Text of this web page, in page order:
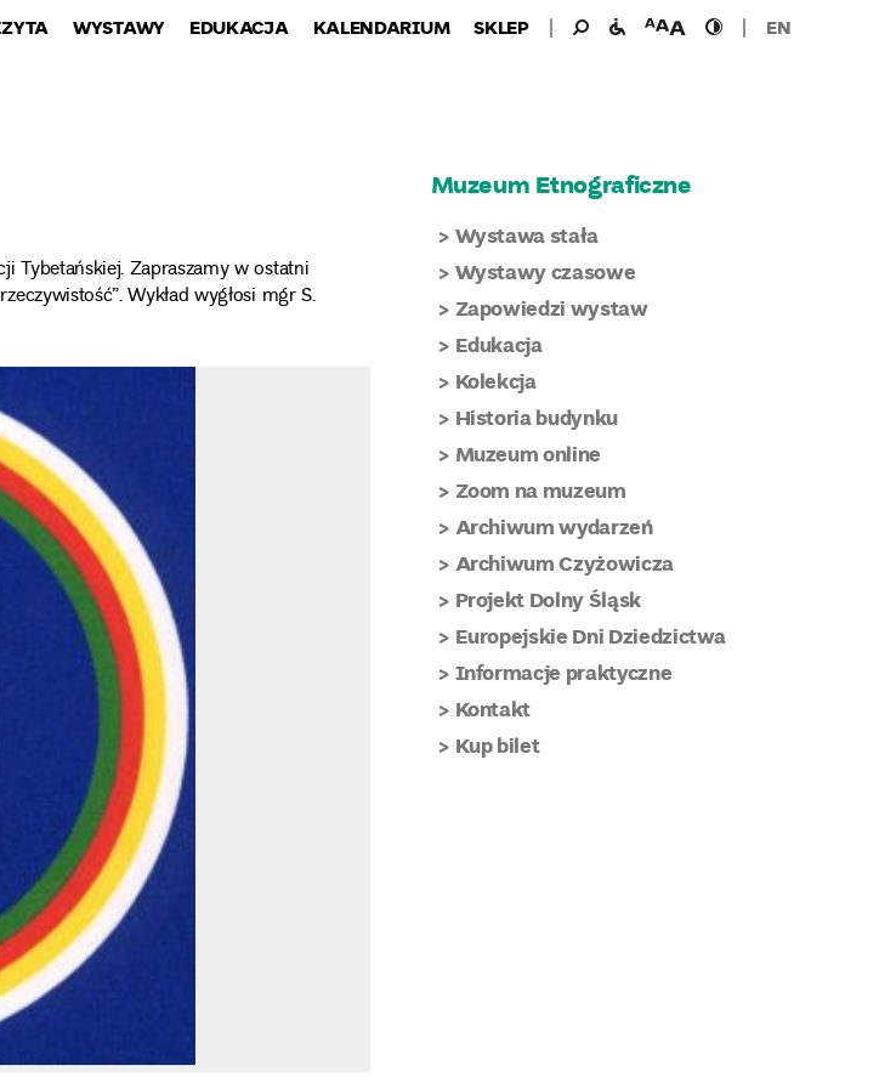
WYSTAWY EDUKACJA KALENDARIUM SKLEP Wyszukaj
Wyszukiwanie
dla:
udogodnieniawielkość
czcionki
wysoki
kontrast
EN
Tybetańskiej. Zapraszamy w ostatni
Wykład wygłosi mgr S.
Muzeum Etnograficzne
Wystawa stała
Wystawy czasowe
Zapowiedzi wystaw
Edukacja
Kolekcja
Historia budynku
Muzeum online
Zoom na muzeum
Archiwum wydarzeń
Archiwum Czyżowicza
Projekt Dolny Śląsk
Europejskie Dni Dziedzictwa
Informacje praktyczne
Kontakt
Kup bilet